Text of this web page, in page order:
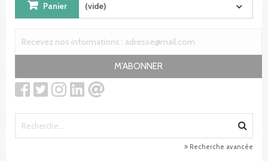
Panier (vide)
M'ABONNER
Recherche avancée